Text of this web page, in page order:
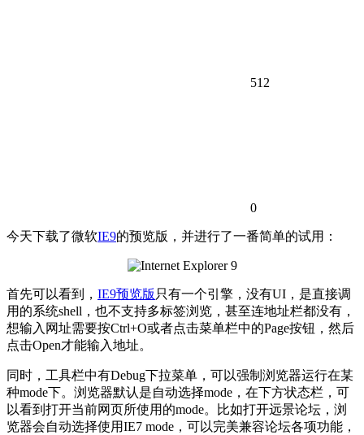
512
0
今天下载了微软IE9的预览版，并进行了一番简单的试用：
首先可以看到， IE9预览版 只有一个引擎，没有UI，是直接调
用的系统shell，也不支持多标签浏览，甚至连地址栏都没有，
想输入网址需要按Ctrl+O或者点击菜单栏中的Page按钮，然后
点击Open才能输入地址。
同时，工具栏中有Debug下拉菜单，可以强制浏览器运行在某
种mode下。浏览器默认是自动选择mode，在下方状态栏，可
以看到打开当前网页所使用的mode。比如打开远景论坛，浏
览器会自动选择使用IE7 mode，可以完美兼容论坛各项功能，